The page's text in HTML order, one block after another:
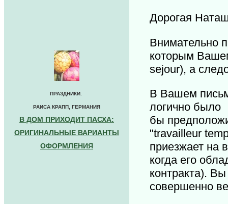
ПРАЗДНИКИ.
РАИСА КРАПП, ГЕРМАНИЯ
В ДОМ ПРИХОДИТ ПАСХА:
ОРИГИНАЛЬНЫЕ ВАРИАНТЫ
ОФОРМЛЕНИЯ
Дорогая
Внимательно
которым
sejour), а
В Вашем
логично было
бы
"travailleur
приезжает на
когда его
контракта).
совершенно